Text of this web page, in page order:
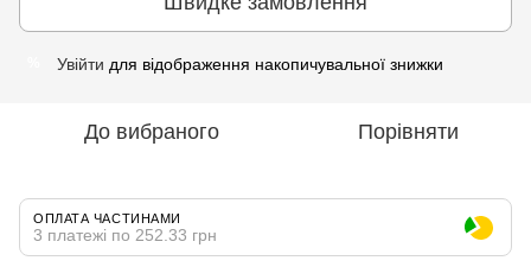
Увійти для відображення накопичувальної знижки
До вибраного Порівняти
ОПЛАТА ЧАСТИНАМИ
3 платежі по 252.33 грн